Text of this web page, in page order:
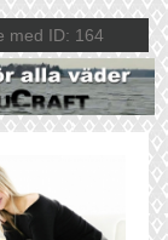
med ID: 164